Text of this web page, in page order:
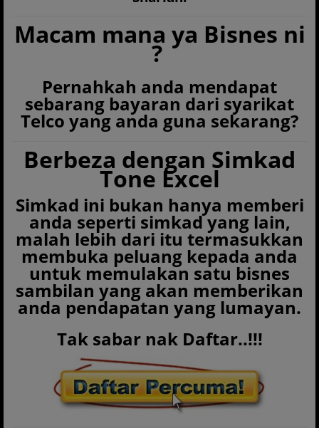
Macam mana ya Bisnes ni
?
Pernahkah anda mendapat
sebarang bayaran dari syarikat
Telco yang anda guna sekarang?
Berbeza dengan Simkad
Tone Excel
Simkad ini bukan hanya memberi
anda seperti simkad yang lain,
malah lebih dari itu termasukkan
membuka peluang kepada anda
untuk memulakan satu bisnes
sambilan yang akan memberikan
anda pendapatan yang lumayan.
Tak sabar nak Daftar..!!!